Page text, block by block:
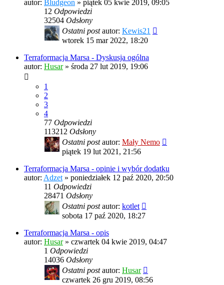
autor: Bludgeon » piątek 05 kwie 2019, 09:05
12 Odpowiedzi
32504 Odsłony
Ostatni postautor: Kewis21
wtorek 15 mar 2022, 18:20
Terraformacja Marsa - Dyskusja ogólna
autor: Husar» środa 27 lut 2019, 19:06
1
2
3
4
77 Odpowiedzi
113212 Odsłony
Ostatni postautor: Mały Nemo
piątek 19 lut 2021, 21:56
Terraformacja Marsa - opinie i wybór dodatku
autor: Adzet» poniedziałek 12 paź 2020, 20:50
11 Odpowiedzi
28471 Odsłony
Ostatni postautor: kotlet
sobota 17 paź 2020, 18:27
Terraformacja Marsa - opis
autor: Husar» czwartek 04 kwie 2019, 04:47
1 Odpowiedzi
14036 Odsłony
Ostatni postautor: Husar
czwartek 26 gru 2019, 08:56